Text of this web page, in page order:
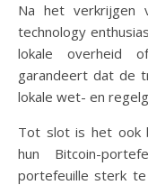
Na het verkrijgen
technology
lokale overheid
garandeert dat de
lokale wet- en
Tot slot is het ook
hun Bitcoin-
portefeuille sterk te